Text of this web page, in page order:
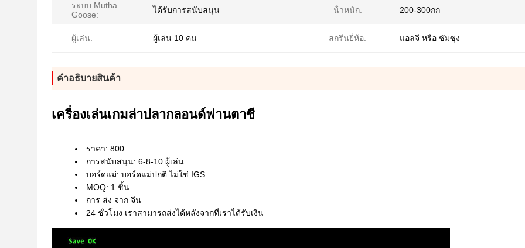
ระบบ Mutha
Goose:
ได้รับการสนับสนุน น้ําหนัก: 200-300กก
ผู้เล่น: ผู้เล่น 10 คน สกรีนยี่ห้อ: แอลจี หรือ ซัมซุง
คําอธิบายสินค้า
เครื่องเล่นเกมล่าปลากลอนด์ฟานตาซี
ราคา: 800
การสนับสนุน: 6-8-10 ผู้เล่น
บอร์ดแม่: บอร์ดแม่ปกติ ไม่ใช่ IGS
MOQ: 1 ชิ้น
การ ส่ง จาก จีน
24 ชั่วโมง เราสามารถส่งได้หลังจากที่เราได้รับเงิน